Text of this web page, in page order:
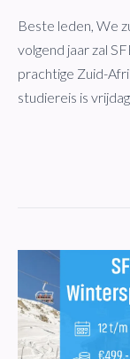
Beste leden, We
volgend jaar zal
prachtige Zuid-
studiereis is